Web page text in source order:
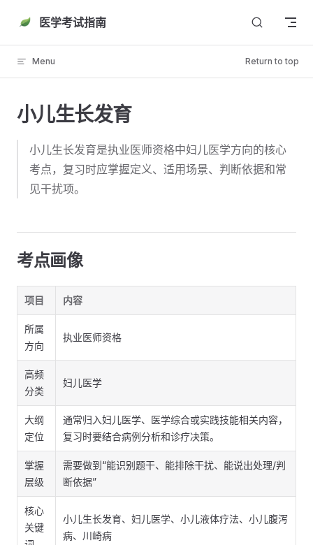
Skip to content
医学考试指南
Menu Return to top
小儿生长发育
小儿生长发育是执业医师资格中妇儿医学方向的核心
考点，复习时应掌握定义、适用场景、判断依据和常
见干扰项。
考点画像
项目 内容
所属
方向
执业医师资格
高频
分类
妇儿医学
大纲
定位
通常归入妇儿医学、医学综合或实践技能相关内容，
复习时要结合病例分析和诊疗决策。
掌握
层级
需要做到“能识别题干、能排除干扰、能说出处理/判
断依据”
核心
关键
小儿生长发育、妇儿医学、小儿液体疗法、小儿腹泻
病、川崎病